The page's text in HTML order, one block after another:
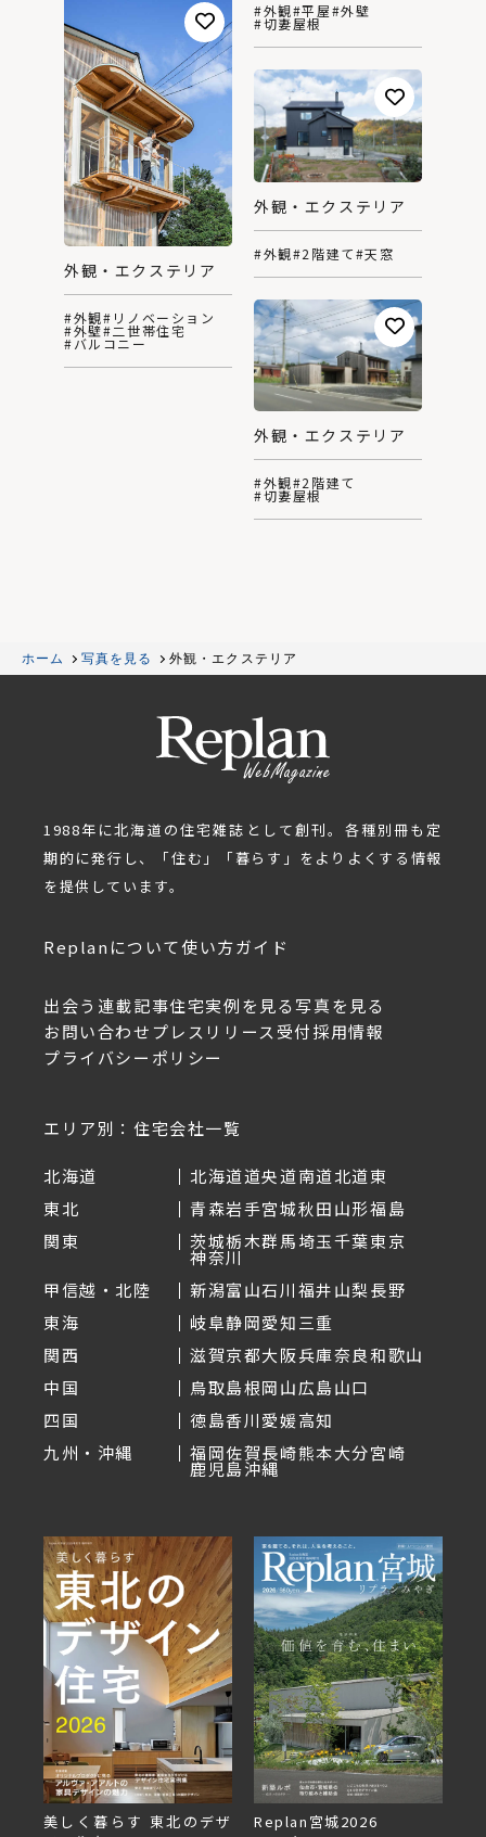
#外観#平屋#外壁
#切妻屋根
外観・エクステリア
#外観#リノベーション
#外壁#二世帯住宅
#バルコニー
外観・エクステリア
#外観#2階建て#天窓
外観・エクステリア
#外観#2階建て
#切妻屋根
ホーム 写真を見る 外観・エクステリア
1988年に北海道の住宅雑誌として創刊。各種別冊も定
期的に発行し、「住む」「暮らす」をよりよくする情報
を提供しています。
Replanについて使い方ガイド
出会う 連載記事住宅実例を見る写真を見る
お問い合わせ プレスリリース受付採用情報
プライバシーポリシー
エリア別：住宅会社一覧
北海道 北海道道央道南道北道東
東北
青森岩手宮城秋田山形福島
関東
茨城栃木群馬埼玉千葉東京
神奈川
甲信越・北陸
新潟富山石川福井山梨長野
東海
岐阜静岡愛知三重
関西
滋賀京都大阪兵庫奈良和歌山
中国
鳥取島根岡山広島山口
四国
徳島香川愛媛高知
九州・沖縄
福岡佐賀長崎熊本大分宮崎
鹿児島沖縄
美しく暮らす 東北のデザ
Replan宮城2026